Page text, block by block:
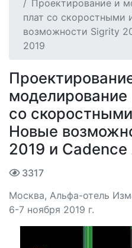
Проектирование и
плат со скоростными
возможности Sigrity
2019
моделирование
со
Новые
2019 и
3317
Москва, Альфа-отель
6-7 ноября 2019 г.